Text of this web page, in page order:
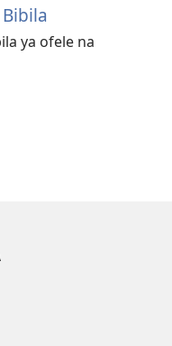
ya ofele na